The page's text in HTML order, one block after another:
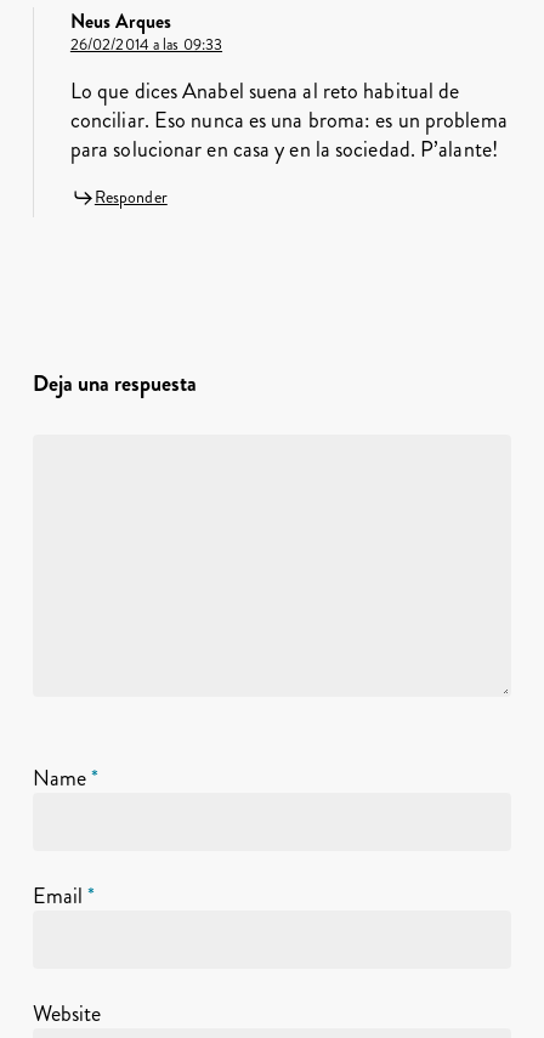
Neus Arques
26/02/2014 a las 09:33
Lo que dices Anabel suena al reto habitual de
conciliar. Eso nunca es una broma: es un problema
para solucionar en casa y en la sociedad. P’alante!
Responder
Deja una respuesta
Name*
Email*
Website